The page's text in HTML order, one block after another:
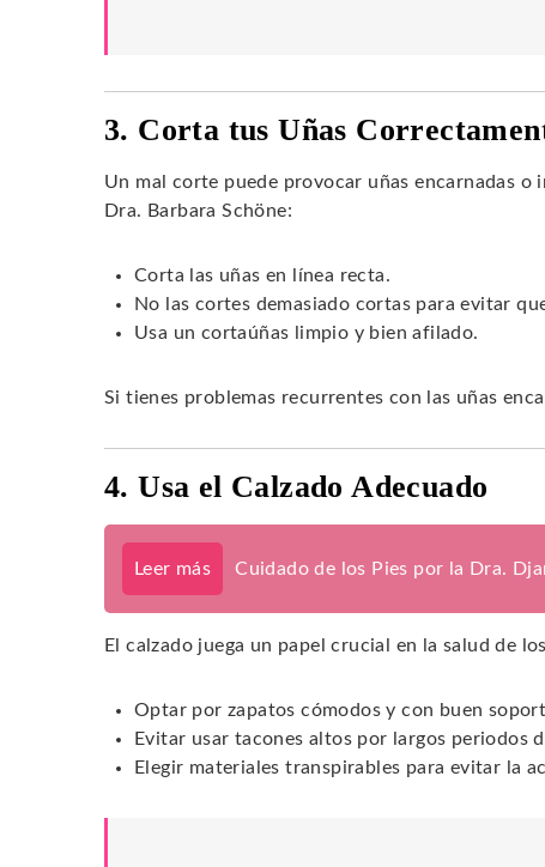
3. Corta tus Uñas
Un mal corte puede provocar uñas encarnadas o
Dra. Barbara Schöne:
Corta las uñas en línea recta.
No las cortes demasiado cortas para evitar
Usa un cortaúñas limpio y bien afilado.
Si tienes problemas recurrentes con las uñas
4. Usa el Calzado Adecuado
Leer más Cuidado de los Pies por la Dra.
El calzado juega un papel crucial en la salud de
Optar por zapatos cómodos y con buen
Evitar usar tacones altos por largos periodos
Elegir materiales transpirables para evitar la